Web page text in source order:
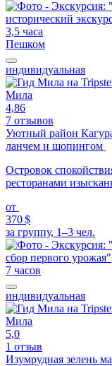
3,5 часа
Пешком
индивидуальная
Мила
4,86
7 отзывов
Уютный район
ланчем и шопингом
Островок
ресторанами
от
370 $
за группу, 1–3 чел.
7 часов
индивидуальная
Мила
5,0
1 отзыв
Изумрудная зелень